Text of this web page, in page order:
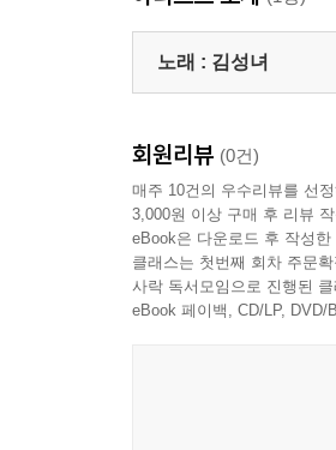
노래 : 김성녀
회원리뷰 (0건)
매주 10건의 우수리뷰를 선
3,000원 이상 구매 후 리뷰
eBook은 다운로드 후 작성
클래스는 첫번째 회차 주문
사락 독서모임으로 진행된
eBook 페이백, CD/LP,